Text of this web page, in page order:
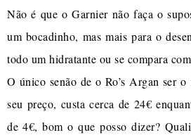
Não é que o Garnier não faça o
um bocadinho, mas mais para o
todo um hidratante ou se compara
O único senão de o Ro’s Argan ser
seu preço, custa cerca de 24€
de 4€, bom o que posso dizer?